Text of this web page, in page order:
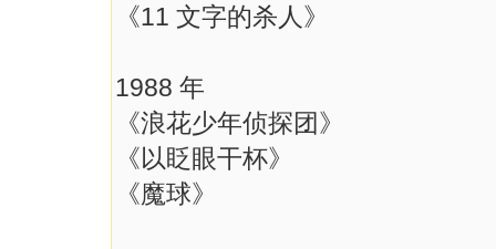
《11 文字的杀人》
1988 年
《浪花少年侦探团》
《以眨眼干杯》
《魔球》